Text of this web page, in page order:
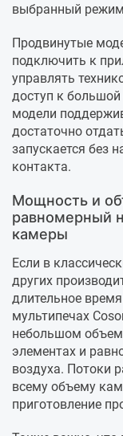
выбранный
Продвинутые
подключить к
управлять
доступ к
модели
достаточно
запускается без
контакта.
Мощность и
равномерный
камеры
Если в
других
длительное
мультипечах
небольшом
элементах и
воздуха. Потоки
всему объему
приготовление